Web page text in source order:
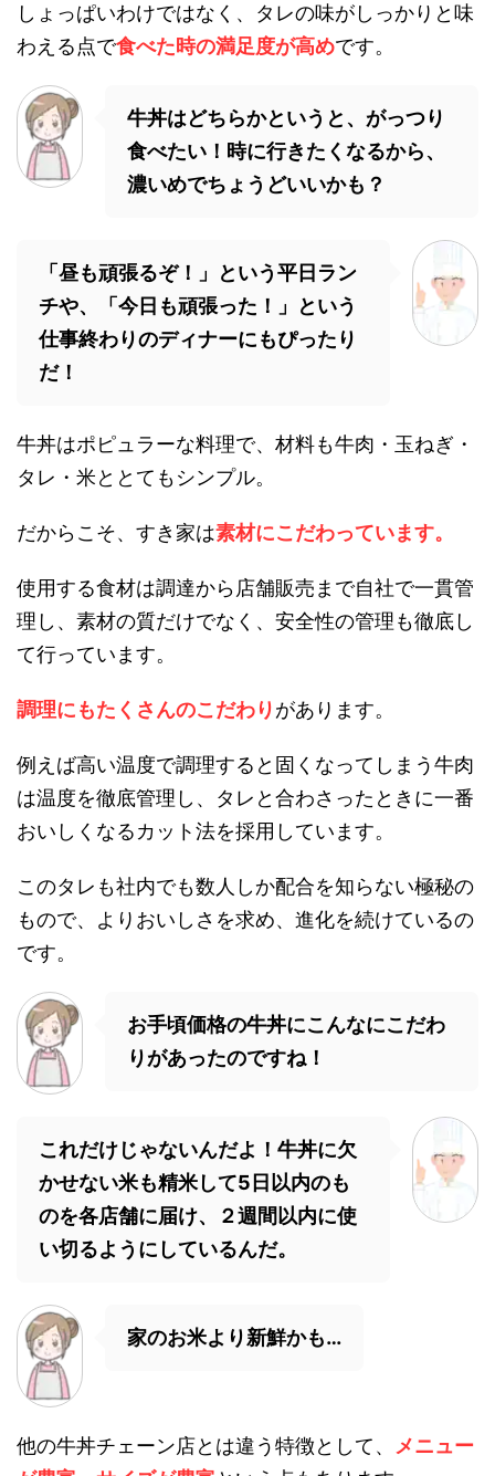
しょっぱいわけではなく、タレの味がしっかりと味
わえる点で食べた時の満足度が高めです。
牛丼はどちらかというと、がっつり
食べたい！時に行きたくなるから、
濃いめでちょうどいいかも？
「昼も頑張るぞ！」という平日ラン
チや、「今日も頑張った！」という
仕事終わりのディナーにもぴったり
だ！
牛丼はポピュラーな料理で、材料も牛肉・玉ねぎ・
タレ・米ととてもシンプル。
だからこそ、すき家は素材にこだわっています。
使用する食材は調達から店舗販売まで自社で一貫管
理し、素材の質だけでなく、安全性の管理も徹底し
て行っています。
調理にもたくさんのこだわりがあります。
例えば高い温度で調理すると固くなってしまう牛肉
は温度を徹底管理し、タレと合わさったときに一番
おいしくなるカット法を採用しています。
このタレも社内でも数人しか配合を知らない極秘の
もので、よりおいしさを求め、進化を続けているの
です。
お手頃価格の牛丼にこんなにこだわ
りがあったのですね！
これだけじゃないんだよ！牛丼に欠
かせない米も精米して5日以内のも
のを各店舗に届け、２週間以内に使
い切るようにしているんだ。
家のお米より新鮮かも…
他の牛丼チェーン店とは違う特徴として、
メニュー